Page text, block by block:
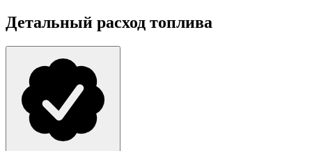
Детальный расход топлива